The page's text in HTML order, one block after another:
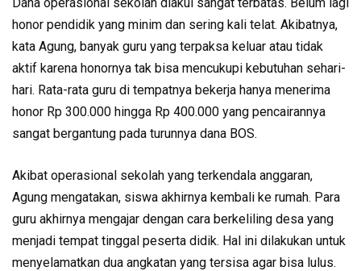
honor pendidik yang minim dan sering kali telat. Akibatnya,
kata Agung, banyak guru yang terpaksa keluar atau tidak
aktif karena honornya tak bisa mencukupi kebutuhan sehari-
hari. Rata-rata guru di tempatnya bekerja hanya menerima
honor Rp 300.000 hingga Rp 400.000 yang pencairannya
sangat bergantung pada turunnya dana BOS.
Akibat operasional sekolah yang terkendala anggaran,
Agung mengatakan, siswa akhirnya kembali ke rumah. Para
guru akhirnya mengajar dengan cara berkeliling desa yang
menjadi tempat tinggal peserta didik. Hal ini dilakukan untuk
menyelamatkan dua angkatan yang tersisa agar bisa lulus.